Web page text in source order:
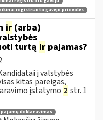
registruoto gavėjo prievolės
ir (arba)
turtą ir pajamas?
į valstybės
kitas pareigas,
įstatymo 2 str. 1
deklaravimas